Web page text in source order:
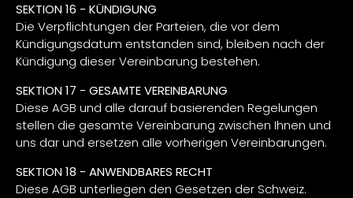
SEKTION 16 - KÜNDIGUNG
Die Verpflichtungen der Parteien, die vor dem
Kündigungsdatum entstanden sind, bleiben nach der
Kündigung dieser Vereinbarung bestehen.
SEKTION 17 - GESAMTE VEREINBARUNG
Diese AGB und alle darauf basierenden Regelungen
stellen die gesamte Vereinbarung zwischen Ihnen und
uns dar und ersetzen alle vorherigen Vereinbarungen.
SEKTION 18 - ANWENDBARES RECHT
Diese AGB unterliegen den Gesetzen der Schweiz.